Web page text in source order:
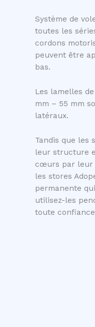
Système de
toutes les
cordons
peuvent être
bas.
Les lamelles
mm – 55 mm
latéraux.
Tandis que les
leur structure
cœurs par leur
les stores
permanente
utilisez-les
toute